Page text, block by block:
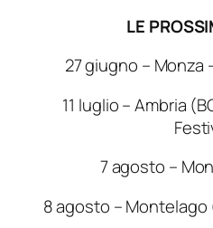
LE
27 giugno – Monza
11 luglio – Ambria
7 agosto –
8 agosto –